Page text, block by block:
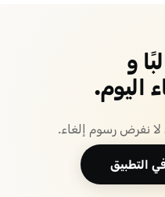
و
اليوم.
نفرض رسوم إلغاء.
التطبيق